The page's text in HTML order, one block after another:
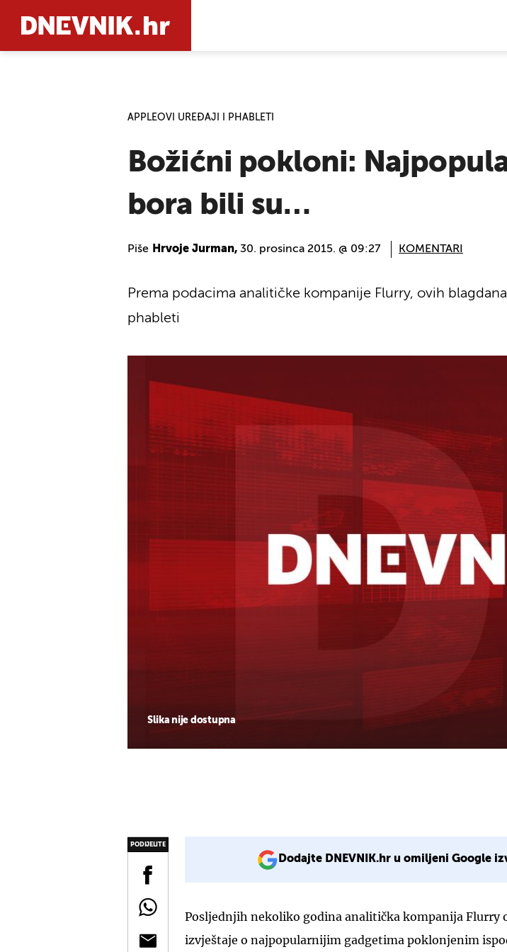
APPLEOVI UREĐAJI I PHABLETI
Božićni pokloni:
bora bili su…
Piše Hrvoje Jurman, 30. prosinca 2015. @ 09:27 KOMENTARI
Slika nije dostupna
Prema podacima analitičke kompanije Flurry, ovih
phableti
PODIJELITE
Dodajte DNEVNIK.hr u omiljeni Google
Posljednjih nekoliko godina analitička kompanija Flurry
izvještaje o najpopularnijim gadgetima poklonjenim